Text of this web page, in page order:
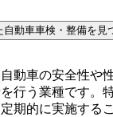
自動車車検・整備を見
動車の安全性や
行う業種です。
期的に実施する